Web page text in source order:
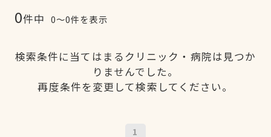
0件中 0〜0件を表示
検索条件に当てはまるクリニック・病院は見つか
りませんでした。
再度条件を変更して検索してください。
1